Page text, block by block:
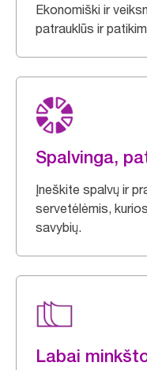
Ekonomiški ir
patrauklūs ir
Spalvinga,
Įneškite spalvų ir
servetėlėmis,
savybių.
Labai